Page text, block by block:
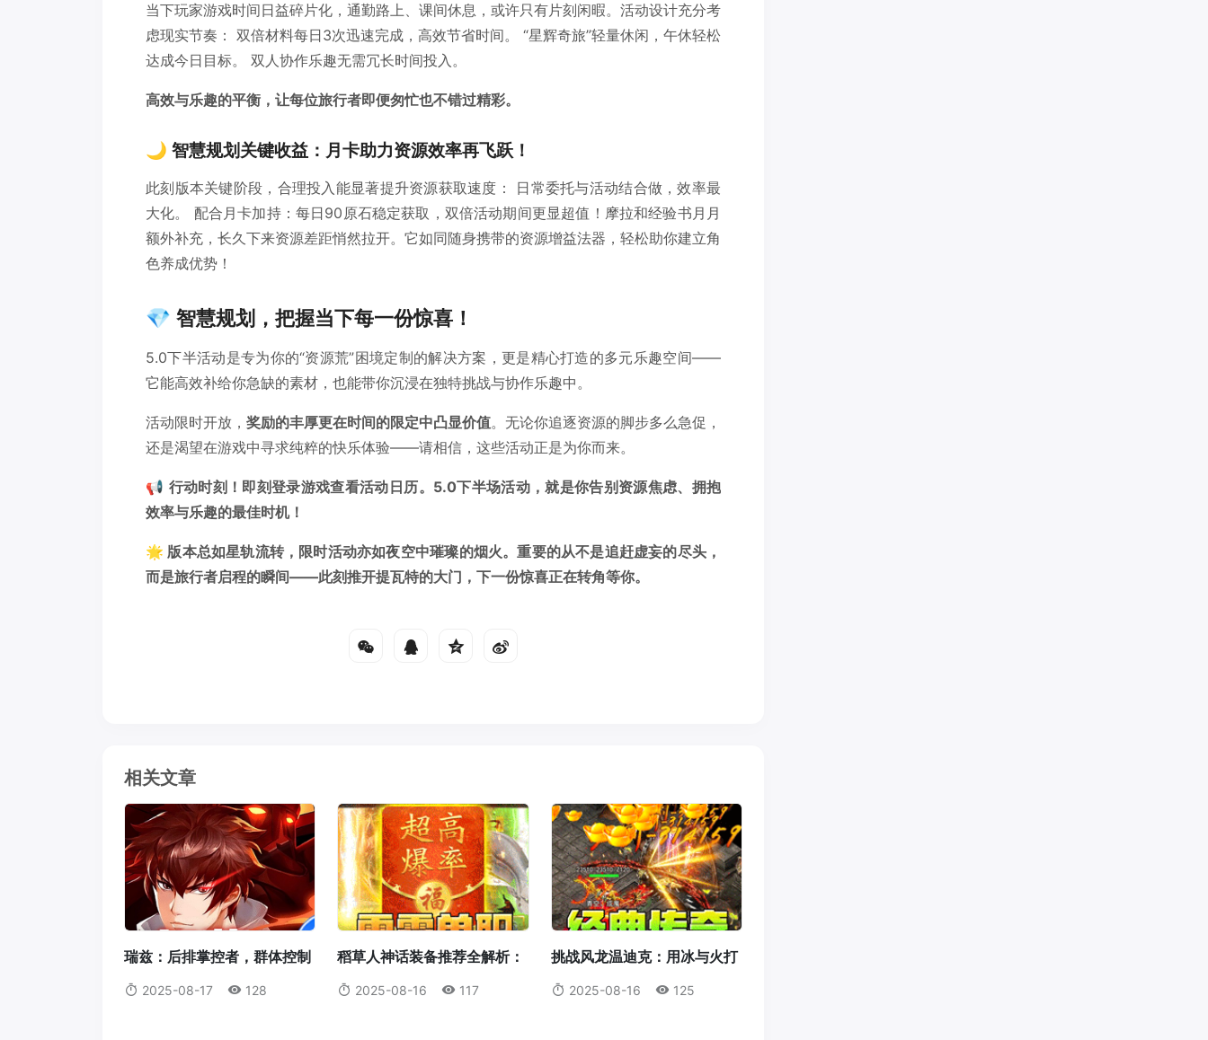
当下玩家游戏时间日益碎片化，通勤路上、课间休息，或许只有片刻闲暇。活动设计充分考
虑现实节奏： 双倍材料每日3次迅速完成，高效节省时间。 “星辉奇旅”轻量休闲，午休轻松
达成今日目标。 双人协作乐趣无需冗长时间投入。
高效与乐趣的平衡，让每位旅行者即便匆忙也不错过精彩。
🌙 智慧规划关键收益：月卡助力资源效率再飞跃！
此刻版本关键阶段，合理投入能显著提升资源获取速度： 日常委托与活动结合做，效率最
大化。 配合月卡加持：每日90原石稳定获取，双倍活动期间更显超值！摩拉和经验书月月
额外补充，长久下来资源差距悄然拉开。它如同随身携带的资源增益法器，轻松助你建立角
色养成优势！
💎 智慧规划，把握当下每一份惊喜！
5.0下半活动是专为你的“资源荒”困境定制的解决方案，更是精心打造的多元乐趣空间——
它能高效补给你急缺的素材，也能带你沉浸在独特挑战与协作乐趣中。
活动限时开放， 奖励的丰厚更在时间的限定中凸显价值。无论你追逐资源的脚步多么急促，
还是渴望在游戏中寻求纯粹的快乐体验——请相信，这些活动正是为你而来。
📢 行动时刻！即刻登录游戏查看活动日历。5.0下半场活动，就是你告别资源焦虑、拥抱
效率与乐趣的最佳时机！
🌟 版本总如星轨流转，限时活动亦如夜空中璀璨的烟火。重要的从不是追赶虚妄的尽头，
而是旅行者启程的瞬间——此刻推开提瓦特的大门，下一份惊喜正在转角等你。
相关文章
瑞兹：后排掌控者，群体控制
的艺术大师
2025-08-17 128
稻草人神话装备推荐全解析：
火箭腰带为何成为首选？
2025-08-16 117
挑战风龙温迪克：用冰与火打
破风暴统治！
2025-08-16 125